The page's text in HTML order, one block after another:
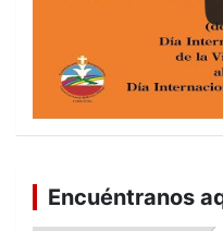
Encuéntranos